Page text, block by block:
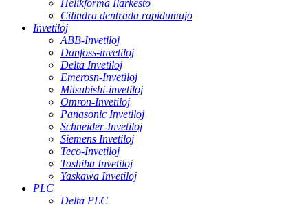
Helikforma Ilarkesto
Cilindra dentrada rapidumujo
Invetiloj
ABB-Invetiloj
Danfoss-invetiloj
Delta Invetiloj
Emerosn-Invetiloj
Mitsubishi-invetiloj
Omron-Invetiloj
Panasonic Invetiloj
Schneider-Invetiloj
Siemens Invetiloj
Teco-Invetiloj
Toshiba Invetiloj
Yaskawa Invetiloj
PLC
Delta PLC